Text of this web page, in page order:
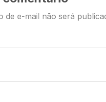
de e-mail não será